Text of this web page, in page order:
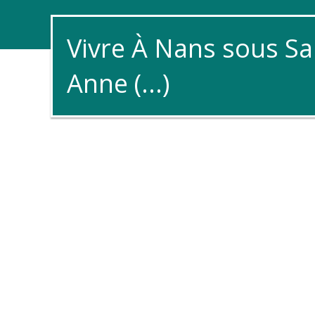
Vivre À Nans sous
Anne (...)